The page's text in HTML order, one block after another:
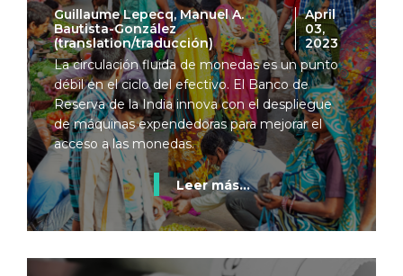
Guillaume Lepecq, Manuel A.
Bautista-González
(translation/traducción)
April
03,
2023
La circulación fluida de monedas es un punto
débil en el ciclo del efectivo. El Banco de
Reserva de la India innova con el despliegue
de máquinas expendedoras para mejorar el
acceso a las monedas.
Leer más...